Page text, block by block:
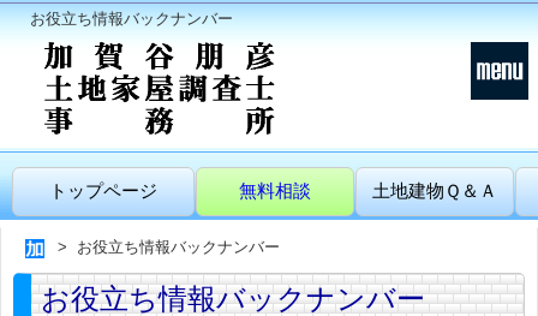
お役立ち情報バックナンバー
トップページ 無料相談 土地建物Ｑ＆Ａ
お役立ち情報バックナンバー
お役立ち情報バックナンバー